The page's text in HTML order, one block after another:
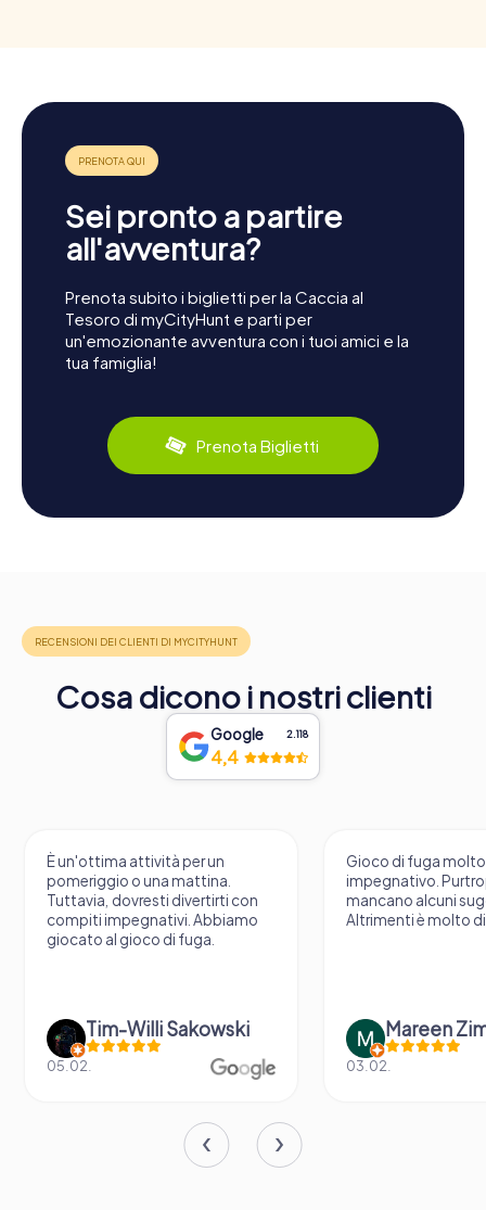
Sei pronto a partire
all'avventura?
Prenota subito i biglietti per la Caccia al
Tesoro di myCityHunt e parti per
un'emozionante avventura con i tuoi amici e la
tua famiglia!
Prenota Biglietti
Cosa dicono i nostri clienti
Google 2.118
4,4
È un'ottima attività per un
pomeriggio o una mattina.
Tuttavia, dovresti divertirti con
compiti impegnativi. Abbiamo
giocato al gioco di fuga.
Tim-Willi Sakowski
05.02.
Gioco di fuga molto
impegnativo.
mancano alcuni
Altrimenti è molto
Mareen
03.02.